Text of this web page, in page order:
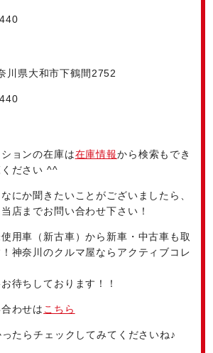
県大和市下鶴間2752
ョンの在庫は在庫情報から検索もでき
ださい ^^
にか聞きたいことがございましたら、
店までお問い合わせ下さい！
用車（新古車）から新車・中古車も取
神奈川のクルマ屋ならアクティブコレ
待ちしております！！
わせは こちら
たらチェックしてみてくださいね♪